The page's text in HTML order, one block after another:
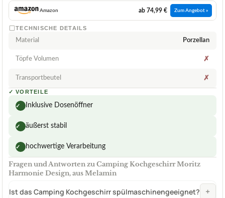
Amazon ab 74,99 € Zum Angebot »
TECHNISCHE DETAILS
Material Porzellan
Töpfe Volumen ✗
Transportbeutel ✗
✓ VORTEILE
✓ Inklusive Dosenöffner
✓ äußerst stabil
✓ hochwertige Verarbeitung
Fragen und Antworten zu Camping Kochgeschirr Moritz
Harmonie Design, aus Melamin
Ist das Camping Kochgeschirr spülmaschinengeeignet? +